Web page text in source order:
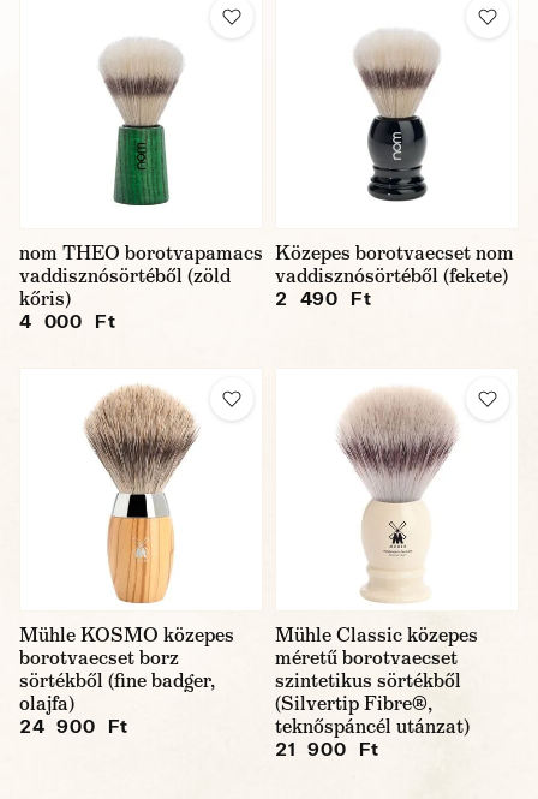
nom THEO borotvapamacs
vaddisznósörtéből (zöld
kőris)
4 000 Ft
Közepes borotvaecset nom
vaddisznósörtéből (fekete)
2 490 Ft
Mühle KOSMO közepes
borotvaecset borz
sörtékből (fine badger,
olajfa)
24 900 Ft
Mühle Classic közepes
méretű borotvaecset
szintetikus sörtékből
(Silvertip Fibre®,
teknőspáncél utánzat)
21 900 Ft